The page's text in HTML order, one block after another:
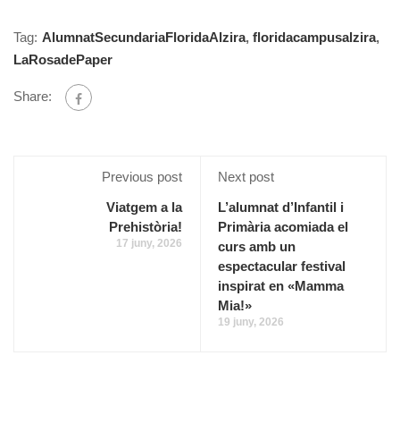
Tag: AlumnatSecundariaFloridaAlzira, floridacampusalzira,
LaRosadePaper
Share:
Previous post
Viatgem a la
Prehistòria!
17 juny, 2026
Next post
L’alumnat d’Infantil i
Primària acomiada el
curs amb un
espectacular festival
inspirat en «Mamma
Mia!»
19 juny, 2026